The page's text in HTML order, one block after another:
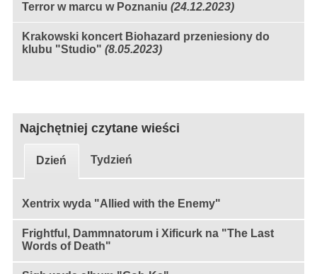
Terror w marcu w Poznaniu (24.12.2023)
Krakowski koncert Biohazard przeniesiony do
klubu "Studio" (8.05.2023)
Najchętniej czytane wieści
Dzień Tydzień
Xentrix wyda "Allied with the Enemy"
Frightful, Dammnatorum i Xificurk na "The Last
Words of Death"